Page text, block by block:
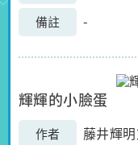
備註 -
輝輝的小臉蛋
作者 藤井輝